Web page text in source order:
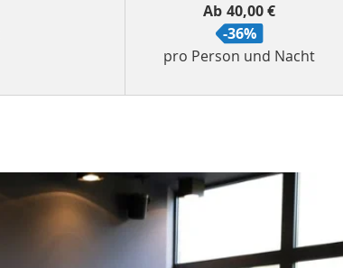
Ab 40,00 €
-36%
pro Person und Nacht